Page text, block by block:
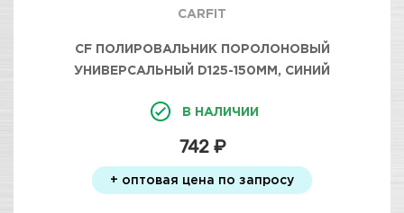
CARFIT
CF ПОЛИРОВАЛЬНИК ПОРОЛОНОВЫЙ
УНИВЕРСАЛЬНЫЙ D125-150ММ, СИНИЙ
В НАЛИЧИИ
742 ₽
+ оптовая цена по запросу